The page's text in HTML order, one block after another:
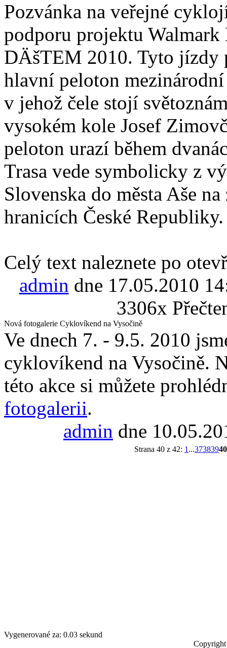
Pozvánka na veřejné
podporu projektu
DÄšTEM 2010. Tyto jízdy
hlavní peloton
v jehož čele stojí
vysokém kole Josef
peloton urazí během
Trasa vede symbolicky z
Slovenska do města Aše
hranicích České Republiky.
Celý text naleznete po
admin dne 17.05.2010
3306x
Nová fotogalerie Cyklovíkend na Vysočině
Ve dnech 7. - 9.5. 2010
cyklovíkend na Vysočině.
této akce si můžete
fotogalerii.
admin dne
Strana 40 z 42: 1 ...37383940
Vygenerované za: 0.03 sekund